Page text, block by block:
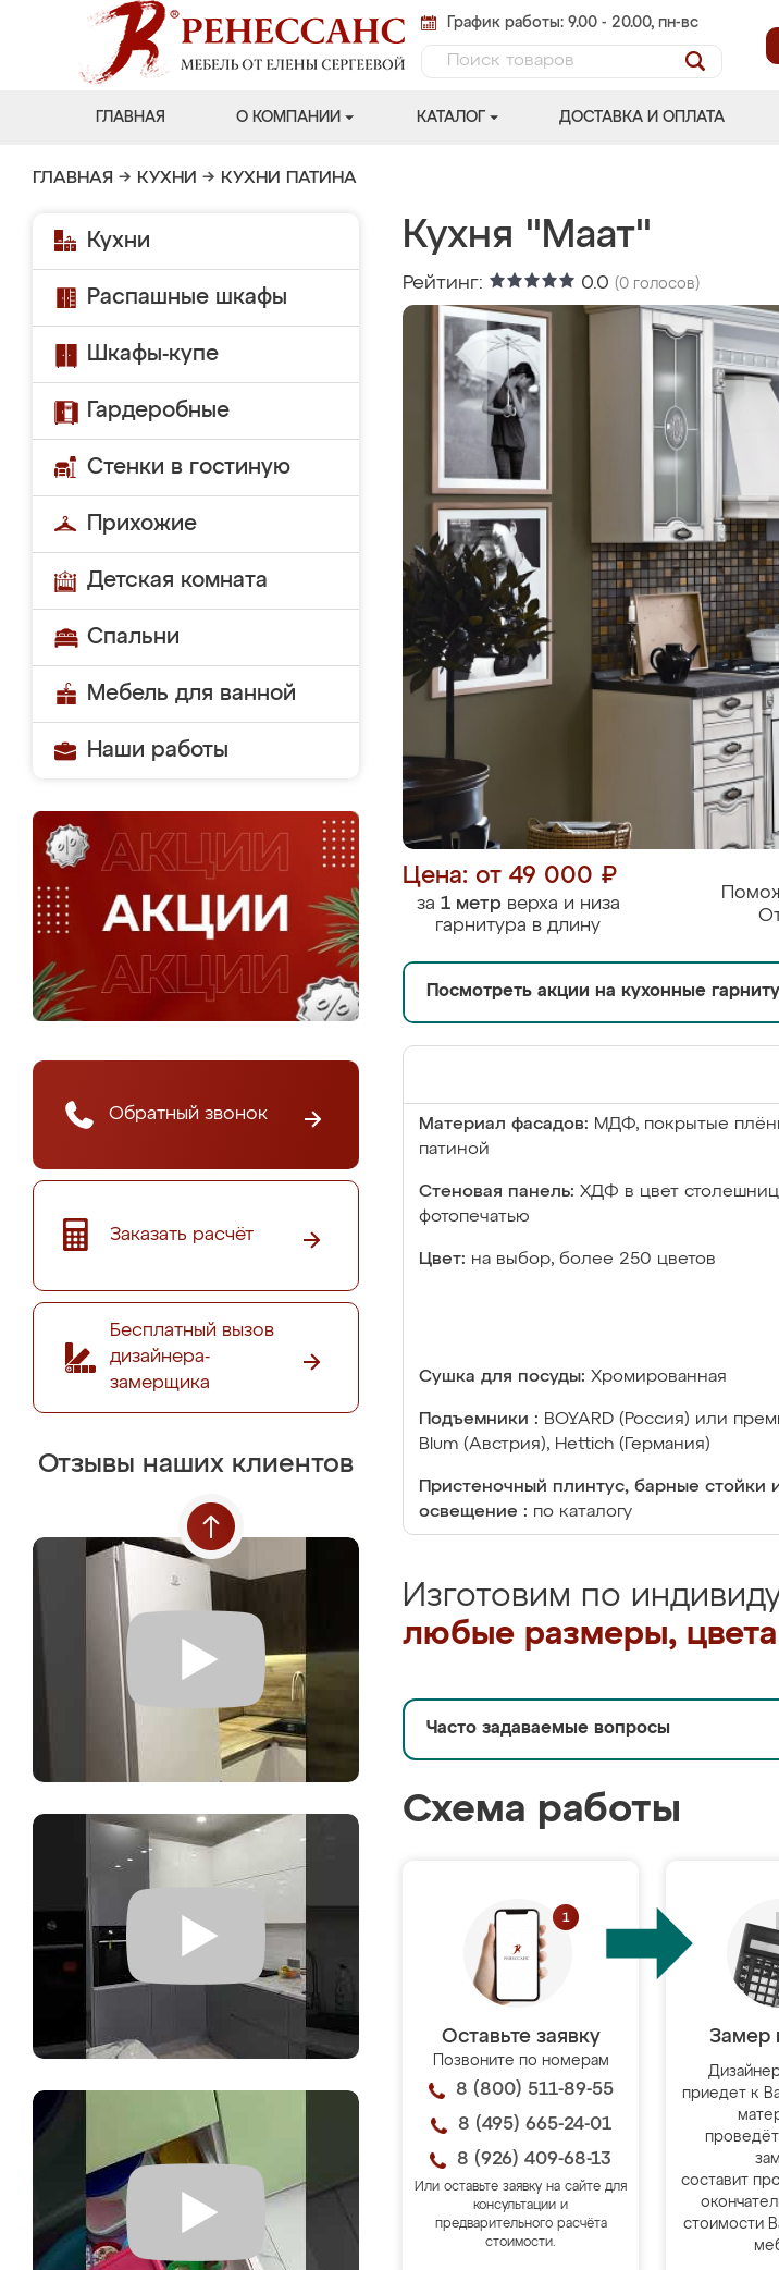
График работы: 9.00 - 20.00, пн-вс
ГЛАВНАЯ О КОМПАНИИ КАТАЛОГ ДОСТАВКА И ОПЛАТА
ГЛАВНАЯ → КУХНИ → КУХНИ ПАТИНА
Кухни
Распашные шкафы
Шкафы-купе
Гардеробные
Стенки в гостиную
Прихожие
Детская комната
Спальни
Мебель для ванной
Наши работы
Обратный звонок
Заказать расчёт
Бесплатный вызов
дизайнера-
замерщика
Отзывы наших клиентов
Кухня "Маат"
Рейтинг: 0.0 (0 голосов)
Цена: от 49 000 ₽
за 1 метрверха и низа
гарнитура в длину
Посмотреть акции на кухонные
Материал фасадов: МДФ, покрытые
патиной
Стеновая панель: ХДФ в цвет
фотопечатью
Цвет: на выбор, более 250 цветов
Сушка для посуды: Хромированная
Подъемники : BOYARD (Россия) или
Blum (Австрия), Hettich (Германия)
Пристеночный плинтус, барные стойки
освещение : по каталогу
Изготовим по
любые размеры,
Часто задаваемые вопросы
Схема работы
Оставьте заявку
Позвоните по номерам
8 (800) 511-89-55
8 (495) 665-24-01
8 (926) 409-68-13
Или оставьте заявку на сайте для
консультации и
предварительного расчёта
стоимости.
Замер
приедет к
составит
стоимости